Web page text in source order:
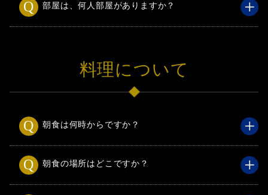
部屋は、何人部屋がありますか？
料理について
朝食は何時からですか？
朝食の場所はどこですか？